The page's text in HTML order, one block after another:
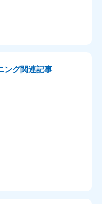
ング関連記事